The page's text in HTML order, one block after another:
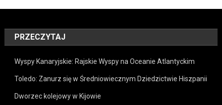
PRZECZYTAJ
Wyspy Kanaryjskie: Rajskie Wyspy na Oceanie Atlantyckim
Toledo: Zanurz się w Średniowiecznym Dziedzictwie Hiszpanii
Dworzec kolejowy w Kijowie